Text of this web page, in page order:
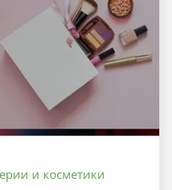
и косметики